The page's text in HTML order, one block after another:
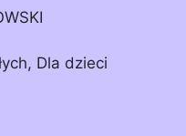
Dla dzieci